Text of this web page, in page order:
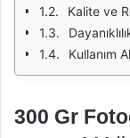
Kalite ve
Kullanım
300 Gr